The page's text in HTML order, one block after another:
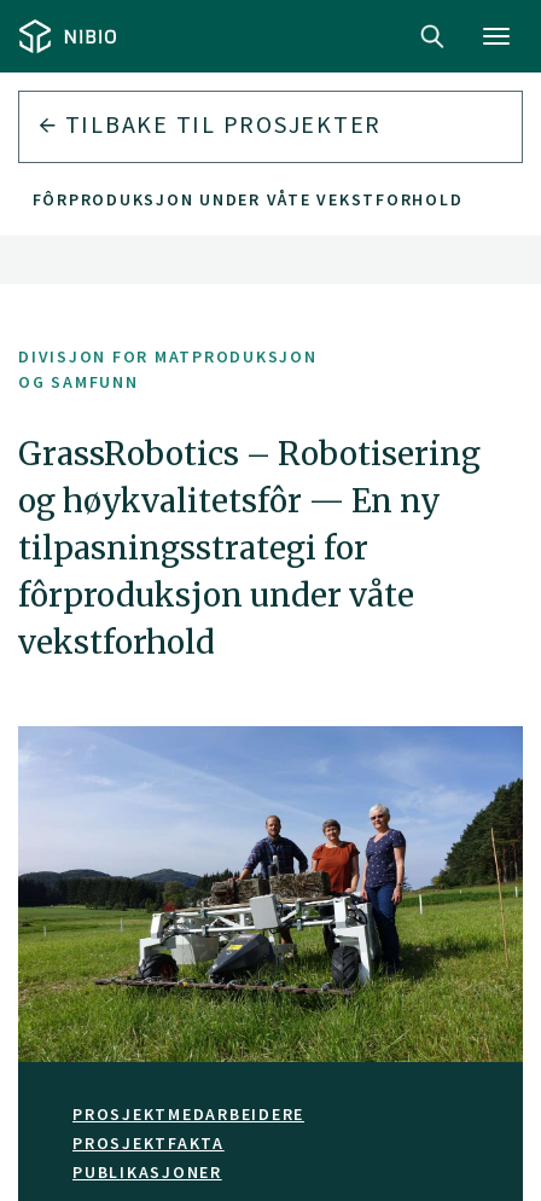
TILBAKE TIL PROSJEKTER
FÔRPRODUKSJON UNDER VÅTE VEKSTFORHOLD
DIVISJON FOR MATPRODUKSJON
OG SAMFUNN
GrassRobotics – Robotisering
og høykvalitetsfôr — En ny
tilpasningsstrategi for
fôrproduksjon under våte
vekstforhold
PROSJEKTMEDARBEIDERE
PROSJEKTFAKTA
PUBLIKASJONER